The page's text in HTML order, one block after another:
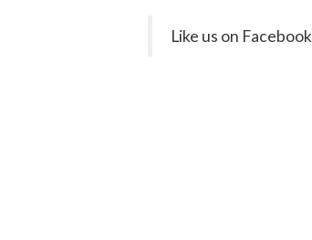
Like us on Facebook